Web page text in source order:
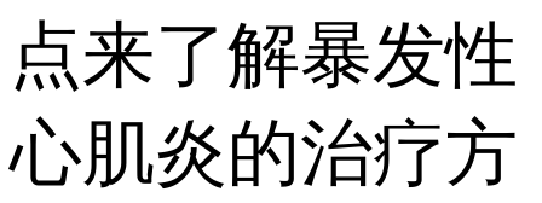
点来了解暴发性
心肌炎的治疗方